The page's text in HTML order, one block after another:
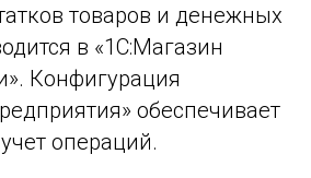
товаров и денежных
в «1С:Магазин
Конфигурация
обеспечивает
операций.